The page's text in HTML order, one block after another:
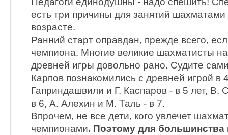
есть три причины для занятий
возрасте.
Ранний старт оправдан, прежде всего,
чемпиона. Многие великие шахматисты
древней игры довольно рано. Судите
Карпов познакомились с древней игрой в
Гаприндашвили и Г. Каспаров - в 5 лет, В.
в 6, А. Алехин и М. Таль - в 7.
Впрочем, не все дети, кого увлечет
чемпионами. Поэтому для большинства